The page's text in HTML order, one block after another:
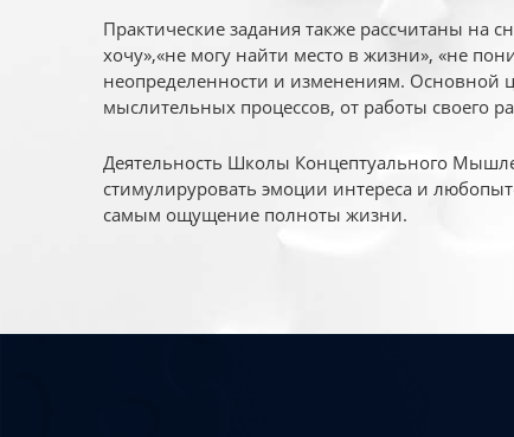
Практические задания также рассчитаны на
хочу»,«не могу найти место в жизни», «не
неопределенности и изменениям. Основной
мыслительных процессов, от работы своего
Деятельность Школы Концептуального
стимулируровать эмоции интереса и
самым ощущение полноты жизни.